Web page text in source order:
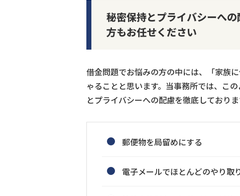
秘密保持とプライバシーへ
方もお任せください
借金問題でお悩みの方の中には、「家族
ゃることと思います。当事務所では、こ
とプライバシーへの配慮を徹底しており
郵便物を局留めにする
電子メールでほとんどのやり取